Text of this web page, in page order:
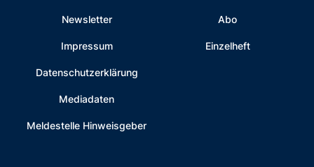
Newsletter
Impressum
Datenschutzerklärung
Mediadaten
Meldestelle Hinweisgeber
Abo
Einzelheft